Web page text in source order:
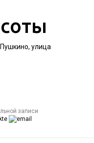
улица
записи